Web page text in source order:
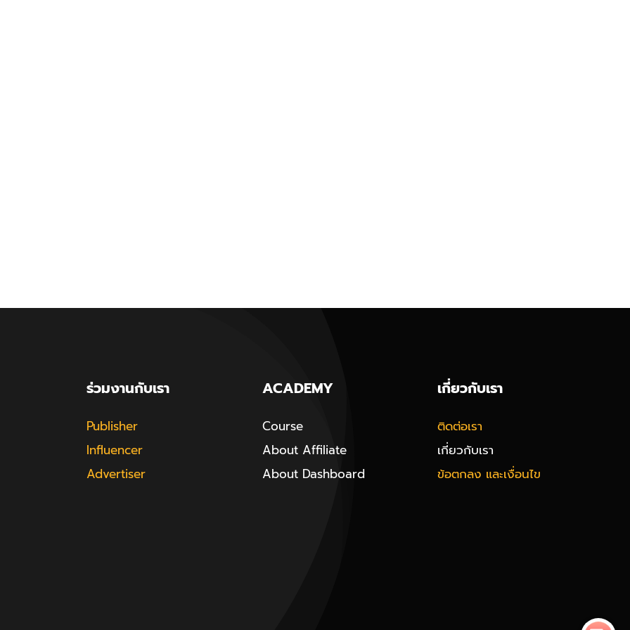
ร่วมงานกับเรา
Publisher
Influencer
Advertiser
ACADEMY
Course
About Affiliate
About Dashboard
เกี่ยวกับเรา
ติดต่อเรา
เกี่ยวกับเรา
ข้อตกลง และเงื่อนไข